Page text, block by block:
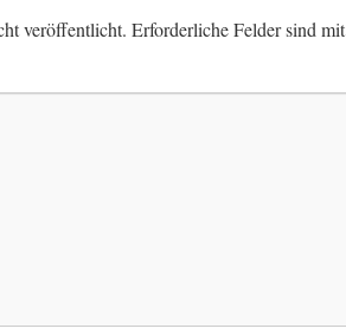
veröffentlicht. Erforderliche Felder sind mit